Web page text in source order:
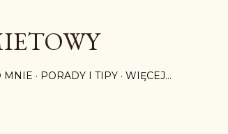
MNIE PORADY I TIPY WIĘCEJ…